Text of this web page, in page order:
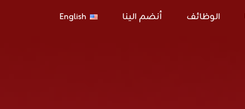
الوظائف أنضم الينا English